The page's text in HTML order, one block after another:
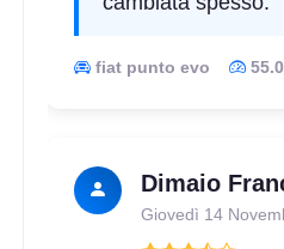
C
fiat punto evo
Dimaio
Giovedì 14